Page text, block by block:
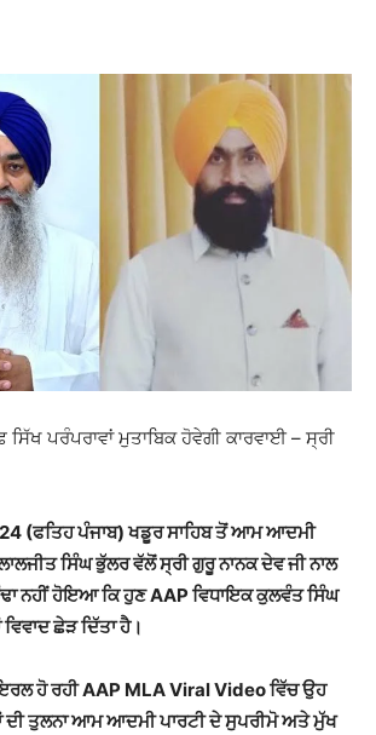
ਪਰੰਪਰਾਵਾਂ ਮੁਤਾਬਿਕ ਹੋਵੇਗੀ ਕਾਰਵਾਈ – ਸ੍ਰੀ
(ਫਤਿਹ ਪੰਜਾਬ) ਖਡੂਰ ਸਾਹਿਬ ਤੋਂ ਆਮ ਆਦਮੀ
ਸਿੰਘ ਭੁੱਲਰ ਵੱਲੋਂ ਸ੍ਰੀ ਗੁਰੂ ਨਾਨਕ ਦੇਵ ਜੀ ਨਾਲ
ਨਹੀਂ ਹੋਇਆ ਕਿ ਹੁਣ AAP ਵਿਧਾਇਕ ਕੁਲਵੰਤ ਸਿੰਘ
ਛੇੜ ਦਿੱਤਾ ਹੈ।
ਹੋ ਰਹੀ AAP MLA Viral Video ਵਿੱਚ ਉਹ
ਦੀ ਤੁਲਨਾ ਆਮ ਆਦਮੀ ਪਾਰਟੀ ਦੇ ਸੁਪਰੀਮੋ ਅਤੇ ਮੁੱਖ